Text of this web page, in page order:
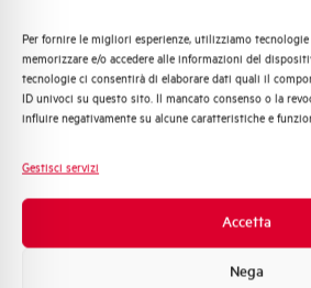
Per fornire le migliori esperienze, utilizziamo
memorizzare e/o accedere alle informazioni del
tecnologie ci consentirà di elaborare dati quali il
ID univoci su questo sito. Il mancato consenso o la
influire negativamente su alcune caratteristiche e
Gestisci servizi
Accetta
Nega
Consulta le nostre domande
risposte immediate su prodotti,
offriamo il supporto che
Quali argomenti ti
Distribuzione di Energia
Automazione Industriale
Sistema Quadri
Promozioni e offerte
Formazione tecnica